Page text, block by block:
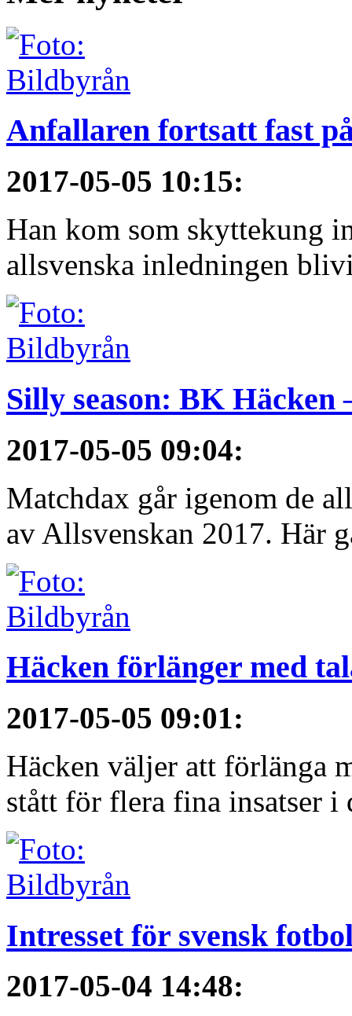
Anfallaren fortsatt fast
2017-05-05 10:15:
Han kom som skyttekung
allsvenska inledningen
Silly season: BK Häcken
2017-05-05 09:04:
Matchdax går igenom de
av Allsvenskan 2017. Här
Häcken förlänger med
2017-05-05 09:01:
Häcken väljer att förlänga
stått för flera fina insatser i
Intresset för svensk
2017-05-04 14:48: